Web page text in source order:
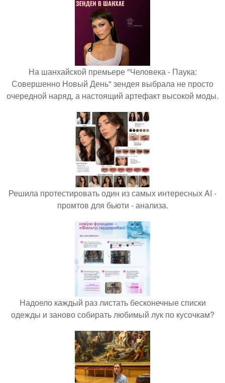
На шанхайской премьере "Человека - Паука:
Совершенно Новый День" зендея выбрала не просто
очередной наряд, а настоящий артефакт высокой моды.
Решила протестировать один из самых интересных AI -
промтов для бьюти - анализа.
Надоело каждый раз листать бесконечные списки
одежды и заново собирать любимый лук по кусочкам?